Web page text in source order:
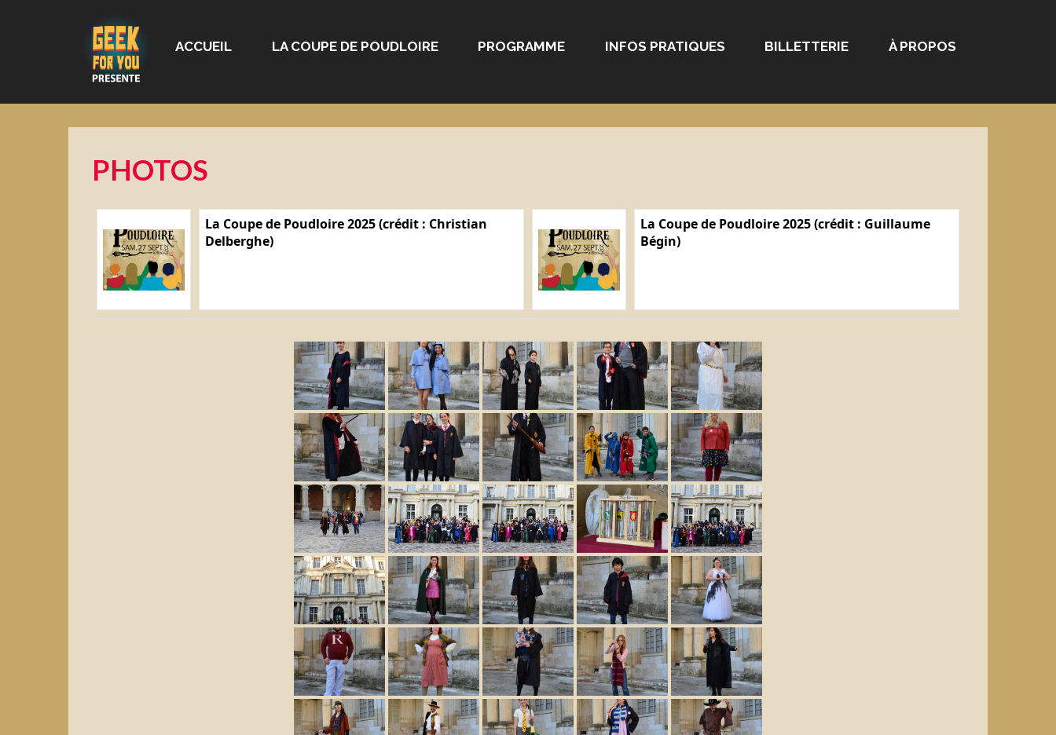
ACCUEIL LA COUPE DE POUDLOIRE PROGRAMME INFOS PRATIQUES BILLETTERIE À PROPOS
PHOTOS
La Coupe de Poudloire 2025 (crédit : Christian
Delberghe)
La Coupe de Poudloire 2025 (crédit : Guillaume
Bégin)